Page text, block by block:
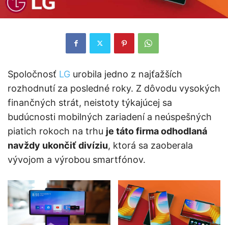
Spoločnosť LG urobila jedno z najťažších
rozhodnutí za posledné roky. Z dôvodu vysokých
finančných strát, neistoty týkajúcej sa
budúcnosti mobilných zariadení a neúspešných
piatich rokoch na trhu je táto firma odhodlaná
navždy ukončiť divíziu, ktorá sa zaoberala
vývojom a výrobou smartfónov.